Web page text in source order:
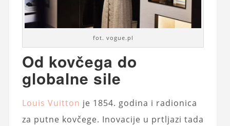
fot. vogue.pl
Od kovčega do
globalne sile
Louis Vuitton je 1854. godina i radionica
za putne kovčege. Inovacije u prtljazi tada